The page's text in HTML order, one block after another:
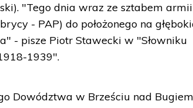
"Tego dnia wraz ze sztabem
- PAP) do położonego na
- pisze Piotr Stawecki w "Słowniku
1939".
Dowództwa w Brześciu nad